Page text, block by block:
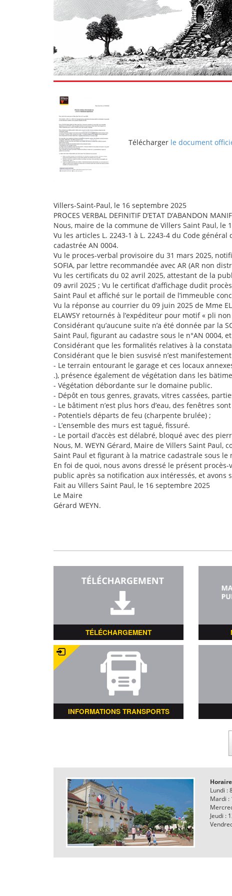
Télécharger le document
Villers-Saint-Paul, le 16 septembre 2025
PROCES VERBAL DEFINITIF D’ETAT D’ABANDON
Nous, maire de la commune de Villers Saint Paul, le
Vu les articles L. 2243-1 à L. 2243-4 du Code
cadastrée AN 0004.
Vu le proces-verbal provisoire du 31 mars 2025,
SOFIA, par lettre recommandée avec AR (AR non
Vu les certificats du 02 avril 2025, attestant de la
09 avril 2025 ; Vu le certificat d’affichage dudit
Saint Paul et affiché sur le portail de l’immeuble
Vu la réponse au courrier du 09 juin 2025 de Mme
ELAWSY retournés à l’expéditeur pour motif « pli
Considérant qu’aucune suite n’a été donnée par la
Saint Paul, figurant au cadastre sous le n°AN 0004,
Considérant que les formalités relatives à la
Considérant que le bien susvisé n’est
- Le terrain entourant le garage et ces locaux
.), présence également de végétation dans les
- Végétation débordante sur le domaine public.
- Dépôt en tous genres, gravats, vitres cassées,
- Le bâtiment n’est plus hors d’eau, des fenêtres
- Potentiels départs de feu (charpente brulée) ;
- L’ensemble des murs est tagué, fissuré.
- Le portail d’accès est délabré, bloqué avec des
Nous, M. WEYN Gérard, Maire de Villers Saint
Saint Paul et figurant à la matrice cadastrale sous
En foi de quoi, nous avons dressé le présent
public après sa notification aux intéressés, et avons
Fait au Villers Saint Paul, le 16 septembre 2025
Le Maire
Gérard WEYN.
TÉLÉCHARGEMENT
INFORMATIONS TRANSPORTS
Lundi :
Mardi :
Jeudi :